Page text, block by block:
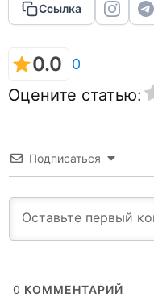
Ссылка
0.0 0
Оцените статью:
Подписаться
0 КОММЕНТАРИЙ